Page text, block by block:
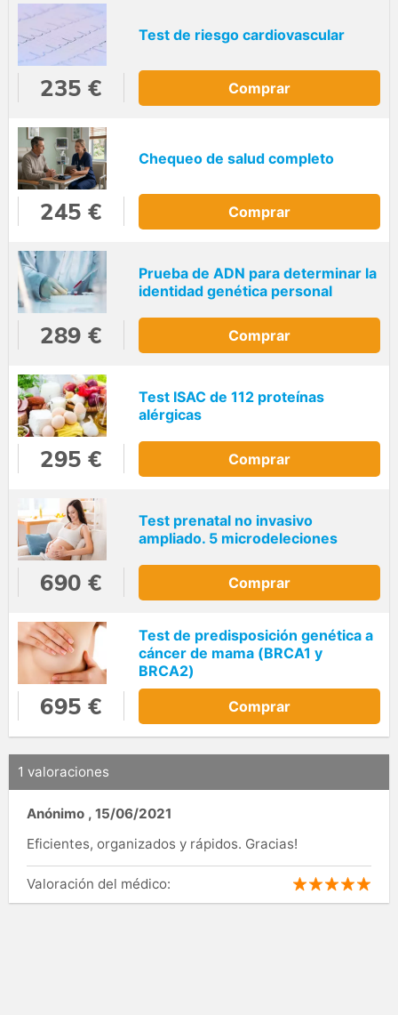
Test de riesgo cardiovascular
235 € Comprar
Chequeo de salud completo
245 € Comprar
Prueba de ADN para determinar la
identidad genética personal
289 € Comprar
Test ISAC de 112 proteínas
alérgicas
295 € Comprar
Test prenatal no invasivo
ampliado. 5 microdeleciones
690 € Comprar
Test de predisposición genética a
cáncer de mama (BRCA1 y
BRCA2)
695 € Comprar
1 valoraciones
Anónimo , 15/06/2021
Eficientes, organizados y rápidos. Gracias!
Valoración del médico: